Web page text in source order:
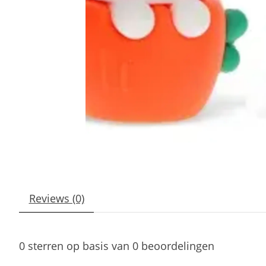
Reviews (0)
0 sterren op basis van 0 beoordelingen